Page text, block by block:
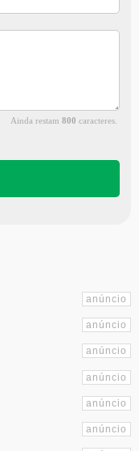
Ainda restam800 caracteres.